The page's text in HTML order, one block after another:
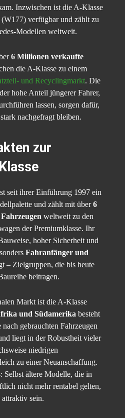
Inzwischen ist die A-Klasse
verfügbar und zählt zu
Modellen weltweit.
6 Millionen verkaufte
die A-Klasse zu einem
und Recyclingmarkt. Die
hohe Anteil jüngerer Fahrer,
lassen, sorgen dafür,
nachgefragt bleiben.
zur
seit ihrer Einführung 1997 ein
und zählt mit über6
weltweit zu den
der Premiumklasse. Ihr
hoher Sicherheit und
Fahranfänger und
– Zielgruppen, die bis heute
beitragen.
Markt ist die A-Klasse
und Südamerika besteht
gebrauchten Fahrzeugen
liegt in der Robustheit vieler
niedrigen
zu einer Neuanschaffung.
Selbst ältere Modelle, die in
nicht mehr rentabel gelten,
sein.